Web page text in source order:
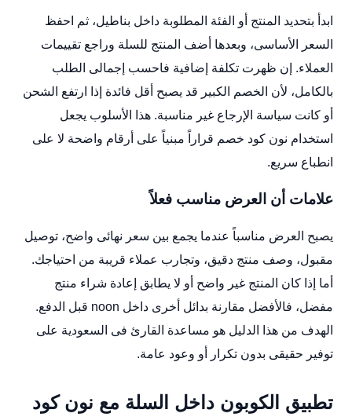
ابدأ بتحديد المنتج أو الفئة المطلوبة داخل بناطيل، ثم احفظ
السعر الأساسى، وبعدها أضف المنتج للسلة وراجع تقييمات
العملاء. إن ظهرت تكلفة إضافية فاحسب إجمالى الطلب
بالكامل، لأن الخصم الكبير قد يصبح أقل فائدة إذا ارتفع الشحن
أو كانت سياسة الإرجاع غير مناسبة. هذا الأسلوب يجعل
استخدام نون كود خصم قراراً مبنياً على أرقام واضحة لا على
انطباع سريع.
علامات أن العرض مناسب فعلاً
يصبح العرض مناسباً عندما يجمع بين سعر نهائى واضح، توصيل
مقبول، وصف منتج دقيق، وتجارب عملاء قريبة من احتياجك.
أما إذا كان المنتج غير واضح أو لا يطابق إعادة شراء منتج
مفضل، فالأفضل مقارنة بدائل أخرى داخل noon قبل الدفع.
الهدف من هذا الدليل هو مساعدة القارئ فى السعودية على
توفير حقيقى بدون تكرار أو وعود عامة.
تطبيق الكوبون داخل السلة مع نون كود